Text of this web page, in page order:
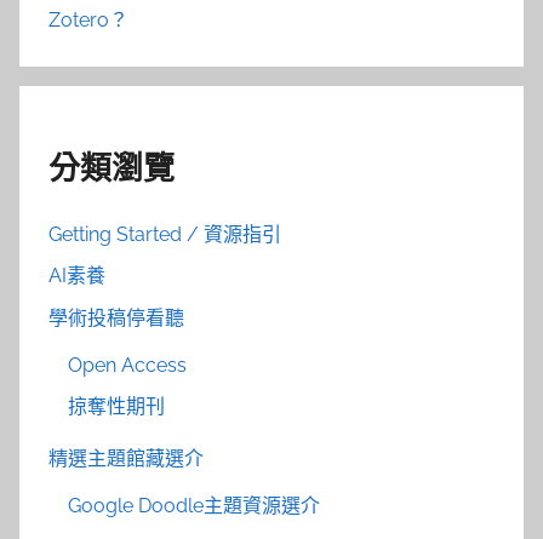
Zotero？
分類瀏覽
Getting Started / 資源指引
AI素養
學術投稿停看聽
Open Access
掠奪性期刊
精選主題館藏選介
Google Doodle主題資源選介